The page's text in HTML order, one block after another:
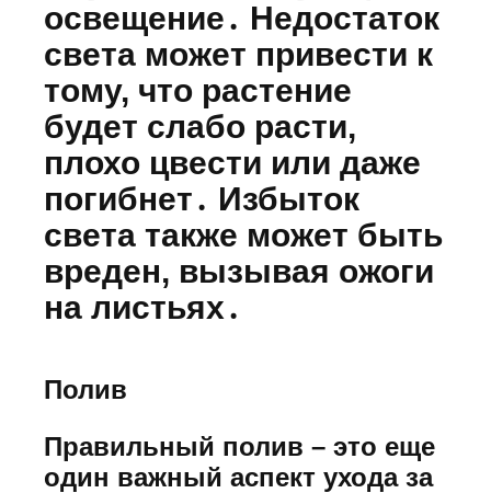
освещение․ Недостаток
света может привести к
тому, что растение
будет слабо расти,
плохо цвести или даже
погибнет․ Избыток
света также может быть
вреден, вызывая ожоги
на листьях․
Полив
Правильный полив – это еще
один важный аспект ухода за